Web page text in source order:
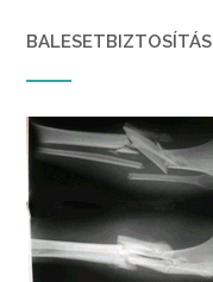
BALESETBIZTOSÍTÁS